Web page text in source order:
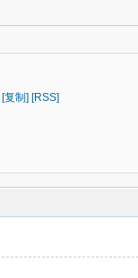
[复制] [RSS]